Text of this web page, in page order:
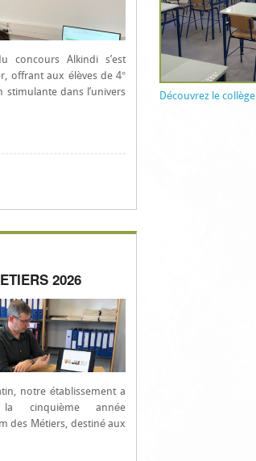
concours Alkindi s’est
offrant aux élèves de 4°
stimulante dans l’univers
2026
notre établissement a
cinquième année
des Métiers, destiné aux
Découvrez le collège